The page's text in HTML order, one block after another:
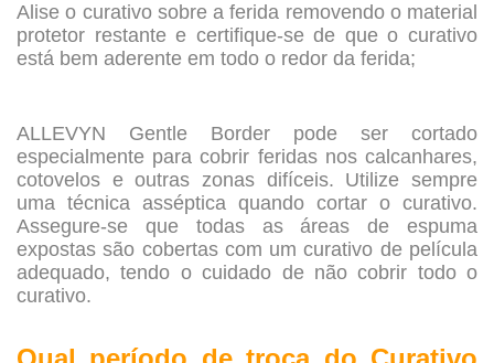
Alise o curativo sobre a ferida removendo o material
protetor restante e certifique-se de que o curativo
está bem aderente em todo o redor da ferida;
ALLEVYN Gentle Border pode ser cortado
especialmente para cobrir feridas nos calcanhares,
cotovelos e outras zonas difíceis. Utilize sempre
uma técnica asséptica quando cortar o curativo.
Assegure-se que todas as áreas de espuma
expostas são cobertas com um curativo de película
adequado, tendo o cuidado de não cobrir todo o
curativo.